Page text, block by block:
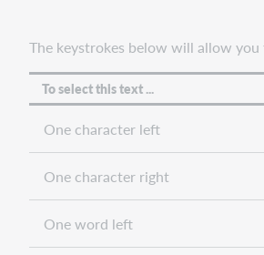
The keystrokes below will allow
To select this text ...
One character left
One character right
One word left